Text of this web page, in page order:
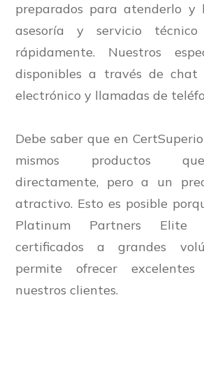
preparados para atenderlo
asesoría y servicio
rápidamente. Nuestros
disponibles a través de chat
electrónico y llamadas de
Debe saber que en
mismos productos
directamente, pero a un
atractivo. Esto es posible
Platinum Partners Elite
certificados a grandes
permite ofrecer
nuestros clientes.